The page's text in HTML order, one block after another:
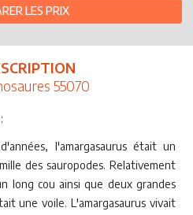
LES PRIX
55070
:
l'amargasaurus était un
des sauropodes. Relativement
long cou ainsi que deux grandes
une voile. L'amargasaurus vivait